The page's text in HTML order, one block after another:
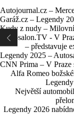
Autojournal.cz –
Garáž.cz – Legendy
Kudy z nudy –
Autosalon.TV - V
– představuje
Legendy 2025 –
CNN Prima – V Praze
Alfa Romeo
Největší
Legendy 2026